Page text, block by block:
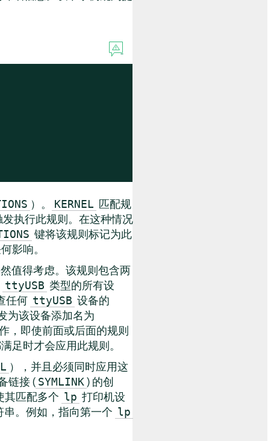
）。 KERNEL 匹配规
执行此规则。在这种情况
键将该规则标记为此
影响。
值得考虑。该规则包含两
ttyUSB 类型的所有设
任何 ttyUSB 设备的
为该设备添加名为
，即使前面或后面的规则
足时才会应用此规则。
），并且必须同时应用这
链接 ( SYMLINK ) 的创
其匹配多个 lp 打印机设
。例如，指向第一个 lp